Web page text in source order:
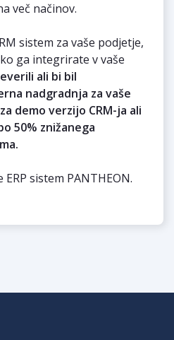
več načinov.
sistem za vaše podjetje,
ga integrirate v vaše
ali bi bil
nadgradnja za vaše
demo verzijo CRM-ja ali
50% znižanega
sistem PANTHEON.